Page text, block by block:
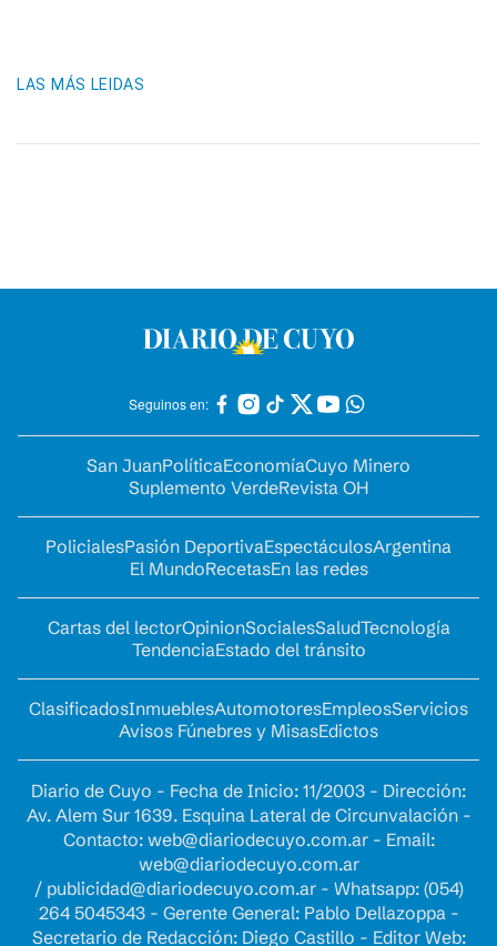
LAS MÁS LEIDAS
Seguinos en:
San JuanPolíticaEconomíaCuyo Minero
Suplemento VerdeRevista OH
PolicialesPasión DeportivaEspectáculosArgentina
El MundoRecetasEn las redes
Cartas del lectorOpinionSocialesSaludTecnología
TendenciaEstado del tránsito
ClasificadosInmueblesAutomotoresEmpleosServicios
Avisos Fúnebres y MisasEdictos
Diario de Cuyo - Fecha de Inicio: 11/2003 - Dirección:
Av. Alem Sur 1639. Esquina Lateral de Circunvalación -
Contacto: web@diariodecuyo.com.ar- Email:
web@diariodecuyo.com.ar
/ publicidad@diariodecuyo.com.ar- Whatsapp: (054)
264 5045343 - Gerente General: Pablo Dellazoppa -
Secretario de Redacción: Diego Castillo - Editor Web: